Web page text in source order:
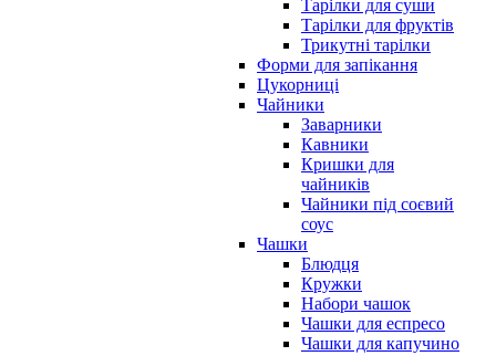
Тарілки для суши
Тарілки для фруктів
Трикутні тарілки
Форми для запікання
Цукорниці
Чайники
Заварники
Кавники
Кришки для
чайників
Чайники під соєвий
соус
Чашки
Блюдця
Кружки
Набори чашок
Чашки для еспресо
Чашки для капучино